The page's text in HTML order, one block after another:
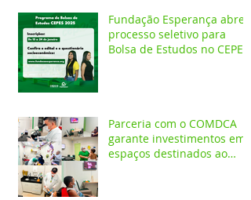
Fundação Esperança abre
processo seletivo para
Bolsa de Estudos no CEPES
Parceria com o COMDCA
garante investimentos em
espaços destinados ao